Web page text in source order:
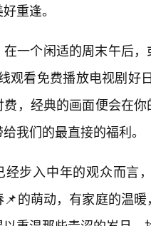
重逢。
一个闲适的周末午后
观看免费播放电视剧好
，经典的画面便会在
我们的最直接的福利。
经步入中年的观众而言
的萌动，有家庭的温